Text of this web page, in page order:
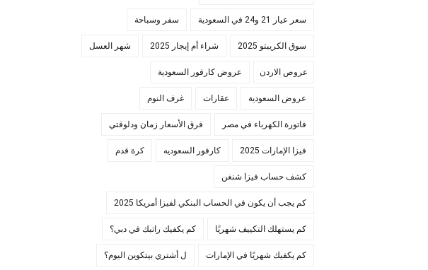
سعر عيار 21 و24 في السعودية سفر وسباحة
سوق الكريبتو 2025 شراء أم إيجار 2025 شهر العسل
عروص الاردن عروض كارفور السعودية
عروض السعودية عقارات غرف النوم
فاتورة الكهرباء في مصر فرق الأسعار زمان ودلوقتي
فيزا الإمارات 2025 كارفور السعوديه كرة قدم
كشف حساب فيزا شنغن
كم يجب أن يكون في الحساب البنكي لفيزا أمريكا 2025
كم يستهلك التكييف شهريًا كم يكفيك راتبك في دبي؟
كم يكفيك شهريًا في الإمارات ل أشتري بيتكوين اليوم؟